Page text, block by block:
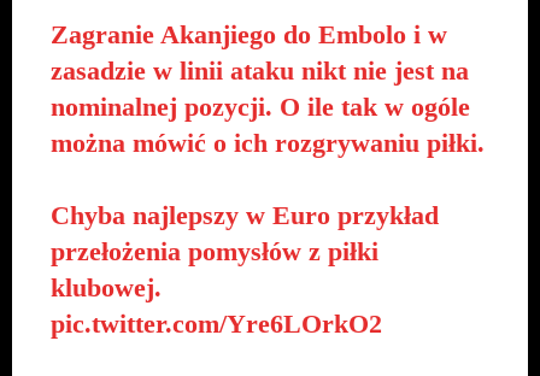
Zagranie Akanjiego do Embolo i w
zasadzie w linii ataku nikt nie jest na
nominalnej pozycji. O ile tak w ogóle
można mówić o ich rozgrywaniu piłki.
Chyba najlepszy w Euro przykład
przełożenia pomysłów z piłki
klubowej.
pic.twitter.com/Yre6LOrkO2